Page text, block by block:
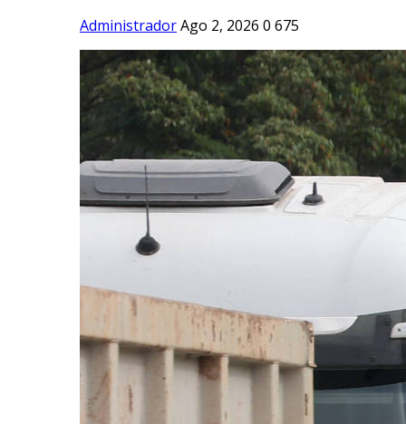
AdministradorAgo 2, 2026 0 675